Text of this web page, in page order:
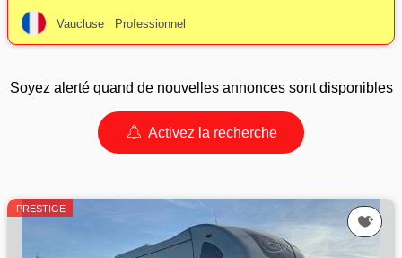
Vaucluse Professionnel
Soyez alerté quand de nouvelles annonces sont disponibles
Activez la recherche
PRESTIGE